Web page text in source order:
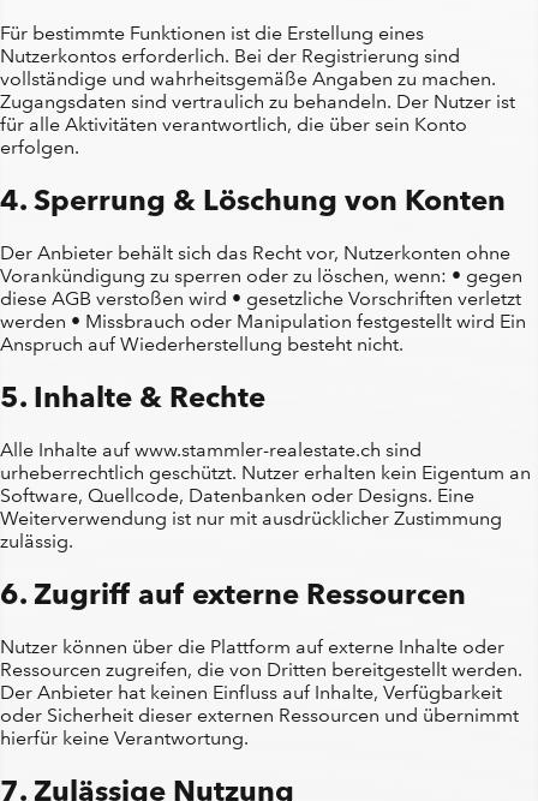
Für bestimmte Funktionen ist die Erstellung eines
Nutzerkontos erforderlich. Bei der Registrierung sind
vollständige und wahrheitsgemäße Angaben zu machen.
Zugangsdaten sind vertraulich zu behandeln. Der Nutzer ist
für alle Aktivitäten verantwortlich, die über sein Konto
erfolgen.
4. Sperrung & Löschung von Konten
Der Anbieter behält sich das Recht vor, Nutzerkonten ohne
Vorankündigung zu sperren oder zu löschen, wenn: • gegen
diese AGB verstoßen wird • gesetzliche Vorschriften verletzt
werden • Missbrauch oder Manipulation festgestellt wird Ein
Anspruch auf Wiederherstellung besteht nicht.
5. Inhalte & Rechte
Alle Inhalte auf www.stammler-realestate.ch sind
urheberrechtlich geschützt. Nutzer erhalten kein Eigentum an
Software, Quellcode, Datenbanken oder Designs. Eine
Weiterverwendung ist nur mit ausdrücklicher Zustimmung
zulässig.
6. Zugriff auf externe Ressourcen
Nutzer können über die Plattform auf externe Inhalte oder
Ressourcen zugreifen, die von Dritten bereitgestellt werden.
Der Anbieter hat keinen Einfluss auf Inhalte, Verfügbarkeit
oder Sicherheit dieser externen Ressourcen und übernimmt
hierfür keine Verantwortung.
7. Zulässige Nutzung